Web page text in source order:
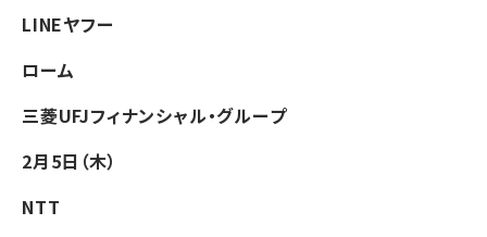
LINEヤフー
ローム
三菱UFJフィナンシャル・グループ
2月5日（木）
NTT